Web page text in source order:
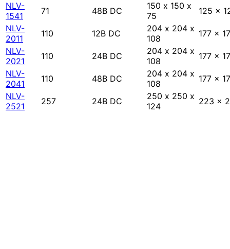
NLV-
1541
71 48В DC
150 х 150 х
75
125 x
NLV-
2011
110 12В DC
204 х 204 х
108
177 x
NLV-
2021
110 24В DC
204 х 204 х
108
177 x
NLV-
2041
110 48В DC
204 х 204 х
108
177 x
NLV-
2521
257 24В DC
250 х 250 х
124
223 x